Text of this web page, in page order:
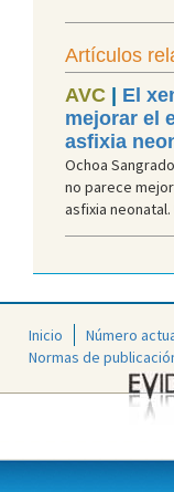
Artículos
AVC | El
mejorar el
asfixia
Ochoa
no parece
asfixia neonatal.
Inicio Número
Normas de